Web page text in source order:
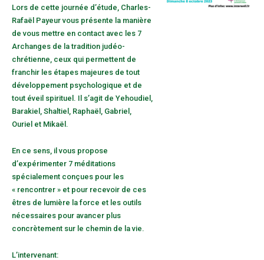
Lors de cette journée d’étude, Charles-
Rafaël Payeur vous présente la manière
de vous mettre en contact avec les 7
Archanges de la tradition judéo-
chrétienne, ceux qui permettent de
franchir les étapes majeures de tout
développement psychologique et de
tout éveil spirituel. Il s’agit de Yehoudiel,
Barakiel, Shaltiel, Raphaël, Gabriel,
Ouriel et Mikaël.
En ce sens, il vous propose
d’expérimenter 7 méditations
spécialement conçues pour les
« rencontrer » et pour recevoir de ces
êtres de lumière la force et les outils
nécessaires pour avancer plus
concrètement sur le chemin de la vie.
L’intervenant: